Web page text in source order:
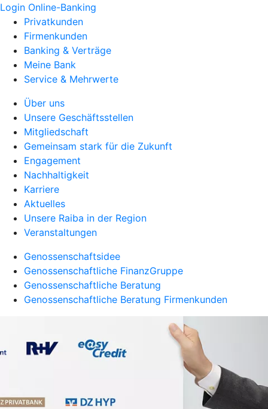
Login Online-Banking
Privatkunden
Firmenkunden
Banking & Verträge
Meine Bank
Service & Mehrwerte
Über uns
Unsere Geschäftsstellen
Mitgliedschaft
Gemeinsam stark für die Zukunft
Engagement
Nachhaltigkeit
Karriere
Aktuelles
Unsere Raiba in der Region
Veranstaltungen
Genossenschaftsidee
Genossenschaftliche FinanzGruppe
Genossenschaftliche Beratung
Genossenschaftliche Beratung Firmenkunden